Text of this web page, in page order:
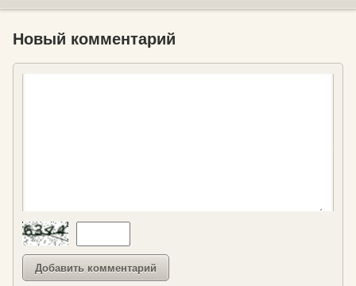
Новый комментарий